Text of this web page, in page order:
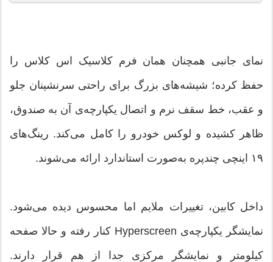
نمای جانبی همچنان همان فرم کلاسیک اس کلاس را
حفظ کرده؛ شیشه‌های بزرگ برای راحتی سرنشینان جلو
و عقب، خط سقف نرم و اتصال یکپارچه‌ی آن به صندوق،
ظاهر کشیده و لوکس خودرو را کامل می‌کند. رینگ‌های
۱۹ اینچی چندپره به‌صورت استاندارد ارائه می‌شوند.
داخل کابین، تغییرات ملایم اما محسوس دیده می‌شود.
نمایشگر یکپارچه‌ی Hyperscreen کنار رفته و حالا صفحه
کیلومتر و نمایشگر مرکزی جدا از هم قرار دارند.